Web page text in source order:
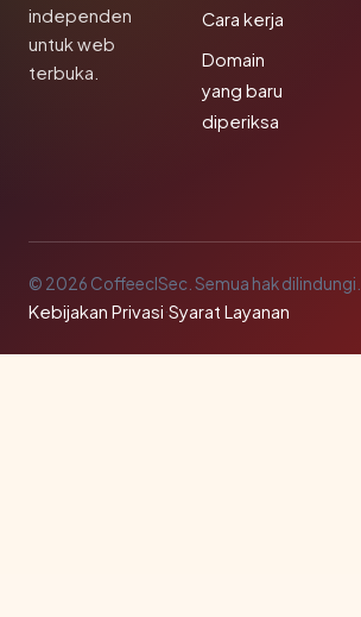
independen
untuk web
terbuka.
Cara kerja
Domain
yang baru
diperiksa
© 2026 CoffeeclSec. Semua hak dilindungi.
Kebijakan Privasi·Syarat Layanan